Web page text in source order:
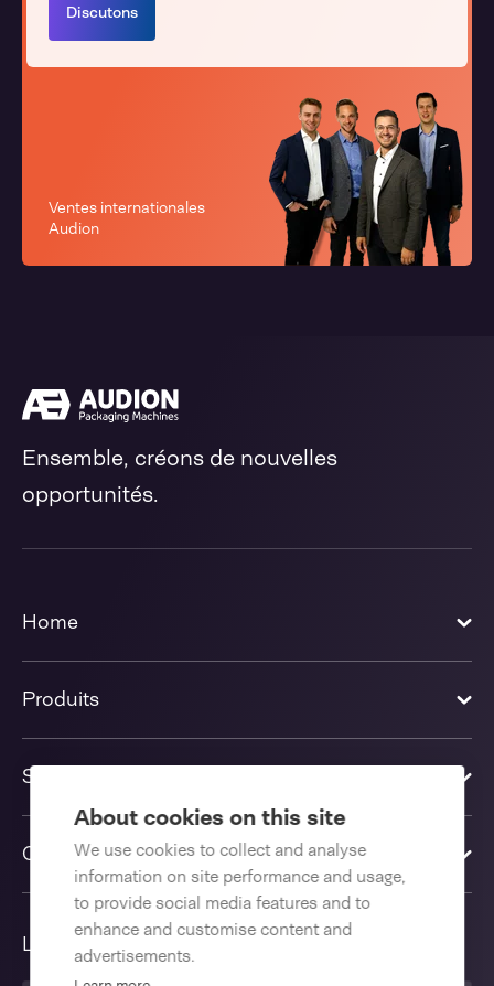
About cookies on this site
We use cookies to collect and analyse
information on site performance and usage,
to provide social media features and to
enhance and customise content and
advertisements.
Discutons
Ventes internationales
Audion
Ensemble, créons de nouvelles
opportunités.
Home
Produits
Solutions
Contactez-nous
Langue